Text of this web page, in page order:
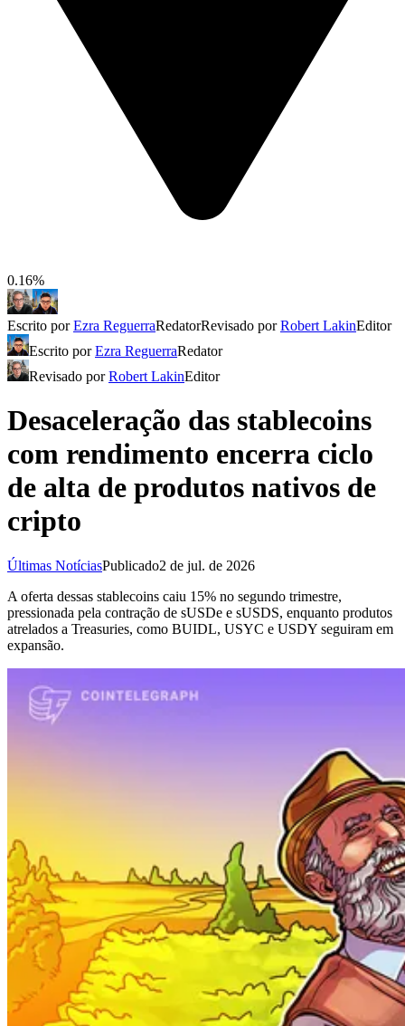
0.16%
Escrito porEzra ReguerraRedatorRevisado porRobert LakinEditor
Escrito porEzra ReguerraRedator
Revisado porRobert LakinEditor
Desaceleração das stablecoins
com rendimento encerra ciclo
de alta de produtos nativos de
cripto
Últimas NotíciasPublicado2 de jul. de 2026
A oferta dessas stablecoins caiu 15% no segundo trimestre,
pressionada pela contração de sUSDe e sUSDS, enquanto produtos
atrelados a Treasuries, como BUIDL, USYC e USDY seguiram em
expansão.